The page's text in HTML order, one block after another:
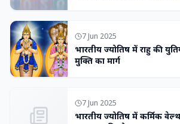
7 Jun 2025
भारतीय ज्योतिष में राहु की
मुक्ति का मार्ग
7 Jun 2025
भारतीय ज्योतिष में कर्मिक